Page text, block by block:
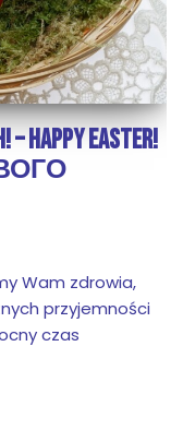
– HAPPY EASTER!
Wam zdrowia,
przyjemności
czas